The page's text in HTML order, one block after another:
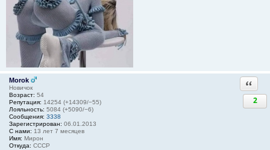
Morok
Новичок
Возраст: 54
Репутация: 14254 (+14309/−55)
Лояльность: 5084 (+5090/−6)
Сообщения: 3338
Зарегистрирован: 06.01.2013
С нами: 13 лет 7 месяцев
Имя: Мирон
Откуда: СССР
2